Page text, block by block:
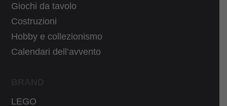
Giochi da tavolo
Costruzioni
Hobby e collezionismo
Calendari dell’avvento
LEGO